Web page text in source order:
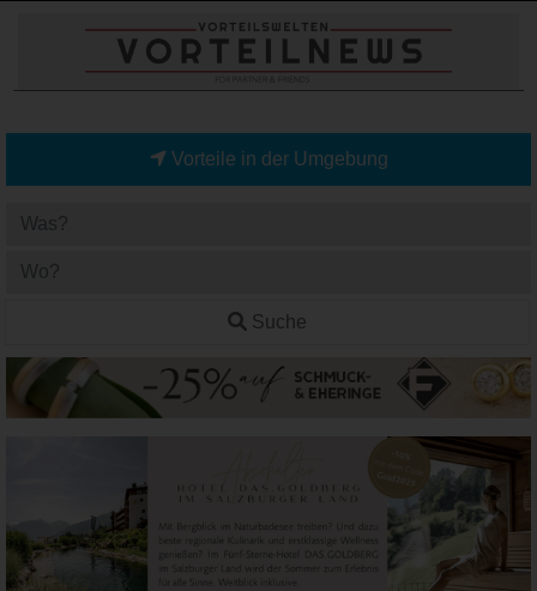
Vorteile in der Umgebung
Suche